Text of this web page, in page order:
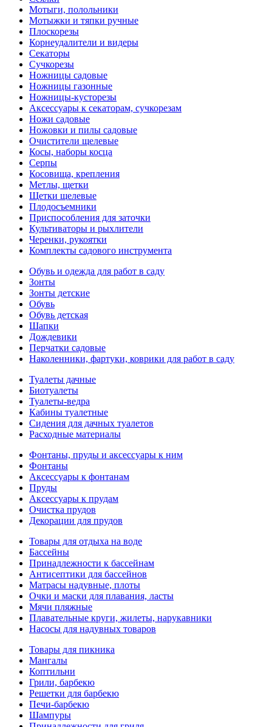
Мотыги, полольники
Мотыжки и тяпки ручные
Плоскорезы
Корнеудалители и видеры
Секаторы
Сучкорезы
Ножницы садовые
Ножницы газонные
Ножницы-кусторезы
Аксессуары к секаторам, сучкорезам
Ножи садовые
Ножовки и пилы садовые
Очистители щелевые
Косы, наборы косца
Серпы
Косовища, крепления
Метлы, щетки
Щетки щелевые
Плодосъемники
Приспособления для заточки
Культиваторы и рыхлители
Черенки, рукоятки
Комплекты садового инструмента
Обувь и одежда для работ в саду
Зонты
Зонты детские
Обувь
Обувь детская
Шапки
Дождевики
Перчатки садовые
Наколенники, фартуки, коврики для работ в саду
Туалеты дачные
Биотуалеты
Туалеты-ведра
Кабины туалетные
Сидения для дачных туалетов
Расходные материалы
Фонтаны, пруды и аксессуары к ним
Фонтаны
Аксессуары к фонтанам
Пруды
Аксессуары к прудам
Очистка прудов
Декорации для прудов
Товары для отдыха на воде
Бассейны
Принадлежности к бассейнам
Антисептики для бассейнов
Матраcы надувные, плоты
Очки и маски для плавания, ласты
Мячи пляжные
Плавательные круги, жилеты, нарукавники
Насосы для надувных товаров
Товары для пикника
Мангалы
Коптильни
Грили, барбекю
Решетки для барбекю
Печи-барбекю
Шампуры